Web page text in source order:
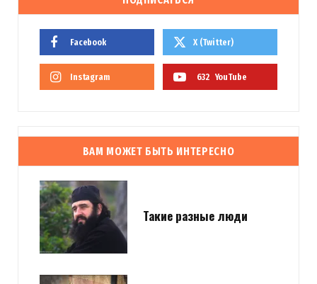
Facebook X (Twitter)
Instagram 632 YouTube
ВАМ МОЖЕТ БЫТЬ ИНТЕРЕСНО
Такие разные люди